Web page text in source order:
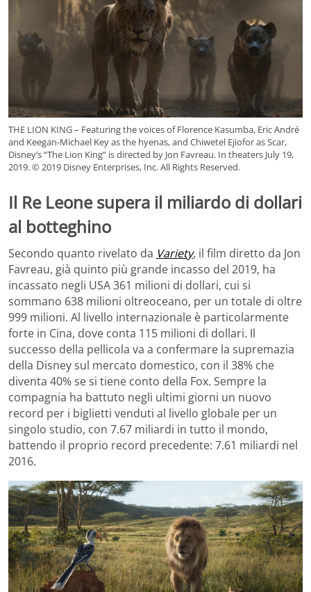
THE LION KING – Featuring the voices of Florence Kasumba, Eric André
and Keegan-Michael Key as the hyenas, and Chiwetel Ejiofor as Scar,
Disney’s “The Lion King” is directed by Jon Favreau. In theaters July 19,
2019. © 2019 Disney Enterprises, Inc. All Rights Reserved.
Il Re Leone supera il miliardo di dollari
al botteghino
Secondo quanto rivelato da Variety, il film diretto da Jon
Favreau, già quinto più grande incasso del 2019, ha
incassato negli USA 361 milioni di dollari, cui si
sommano 638 milioni oltreoceano, per un totale di oltre
999 milioni. Al livello internazionale è particolarmente
forte in Cina, dove conta 115 milioni di dollari. Il
successo della pellicola va a confermare la supremazia
della Disney sul mercato domestico, con il 38% che
diventa 40% se si tiene conto della Fox. Sempre la
compagnia ha battuto negli ultimi giorni un nuovo
record per i biglietti venduti al livello globale per un
singolo studio, con 7.67 miliardi in tutto il mondo,
battendo il proprio record precedente: 7.61 miliardi nel
2016.